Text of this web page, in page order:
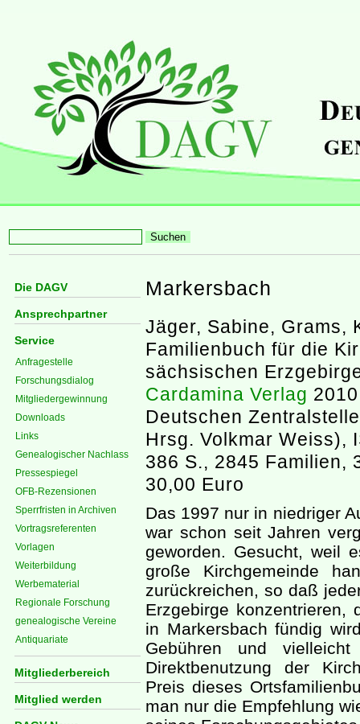
Die DAGV
Ansprechpartner
Service
Anfragestelle
Forschungsdialog
Mitgliedergewinnung
Downloads
Links
Genealogischer Nachlass
Pressespiegel
OFB-Rezensionen
Sperrfristen in Archiven
Vortragsreferenten
Vorlagen
Weiterbildung
Werbematerial
Regionale Forschung
genealogische Vereine
Antiquariate
Mitgliederbereich
Mitglied werden
Markersbach
Jäger, Sabine, Grams,
Familienbuch für die
sächsischen
Cardamina Verlag
Deutschen
Hrsg. Volkmar Weiss),
386 S., 2845 Familien,
30,00 Euro
Das 1997 nur in niedriger
war schon seit Jahren
geworden. Gesucht, weil
große Kirchgemeinde
zurückreichen, so daß
Erzgebirge konzentrieren,
in Markersbach fündig
Gebühren und
Direktbenutzung der
Preis dieses
man nur die Empfehlung